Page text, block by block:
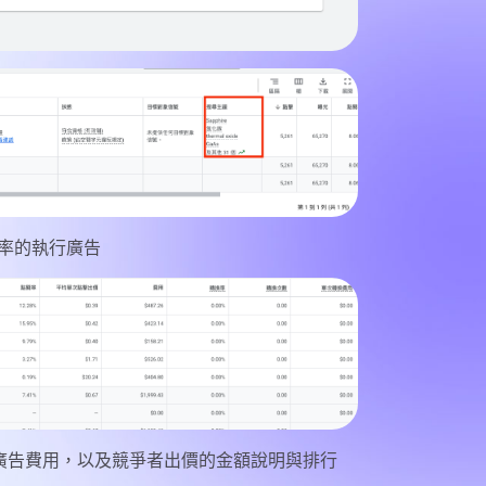
的執行廣告
費用，以及競爭者出價的金額說明與排行